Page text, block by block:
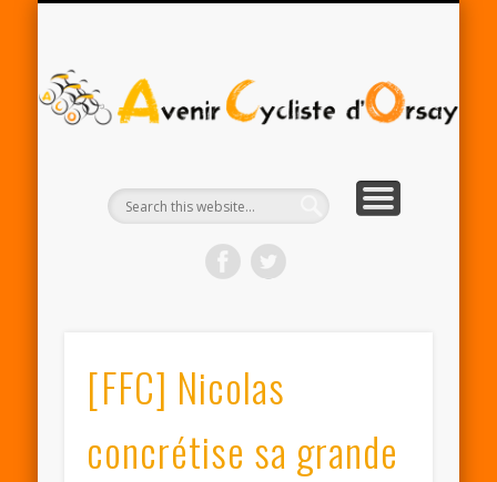
[FFC] Nicolas
concrétise sa grande